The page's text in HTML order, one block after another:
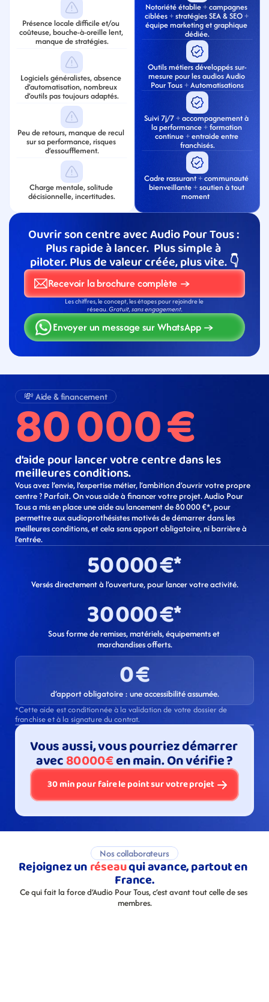
Présence locale difficile et/ou
coûteuse, bouche-à-oreille lent,
manque de stratégies.
Logiciels généralistes, absence
d’automatisation, nombreux
d’outils pas toujours adaptés.
Peu de retours, manque de recul
sur sa performance, risques
d’essoufflement.
Charge mentale, solitude
décisionnelle, incertitudes.
Notoriété établie + campagnes
ciblées + stratégies SEA & SEO +
équipe marketing et graphique
dédiée.
Outils métiers développés sur-
mesure pour les audios Audio
Pour Tous + Automatisations
Suivi 7j/7 + accompagnement à
la performance + formation
continue + entraide entre
franchisés.
Cadre rassurant + communauté
bienveillante + soutien à tout
moment
Ouvrir son centre avec Audio Pour Tous :
Plus rapide à lancer.  Plus simple à
piloter. Plus de valeur créée, plus vite. 👇
Recevoir la brochure complète →
Les chiffres, le concept, les étapes pour rejoindre le
réseau. Gratuit, sans engagement.
Envoyer un message sur WhatsApp →
💸 Aide & financement
80 000 €
d’aide pour lancer votre centre dans les
meilleures conditions.
Vous avez l’envie, l’expertise métier, l’ambition d’ouvrir votre propre
centre ? Parfait. On vous aide à financer votre projet. Audio Pour
Tous a mis en place une aide au lancement de 80 000 €*, pour
permettre aux audioprothésistes motivés de démarrer dans les
meilleures conditions, et cela sans apport obligatoire, ni barrière à
l’entrée.
50 000 €*
Versés directement à l’ouverture, pour lancer votre activité.
30 000 €*
Sous forme de remises, matériels, équipements et
marchandises offerts.
0 €
d’apport obligatoire : une accessibilité assumée.
*Cette aide est conditionnée à la validation de votre dossier de
franchise et à la signature du contrat.
Vous aussi, vous pourriez démarrer
avec 80 000 € en main. On vérifie ?
30 min pour faire le point sur votre projet
Nos collaborateurs
Rejoignez un réseau qui avance, partout en
France.
Ce qui fait la force d’Audio Pour Tous, c’est avant tout celle de ses
membres.